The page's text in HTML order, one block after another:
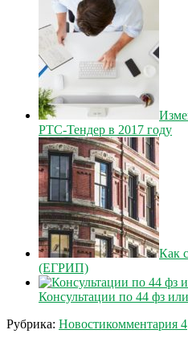
РТС-Тендер в 2017 году
Как
(ЕГРИП)
Консультации по 44 фз
Рубрика: Новостикомментария 4